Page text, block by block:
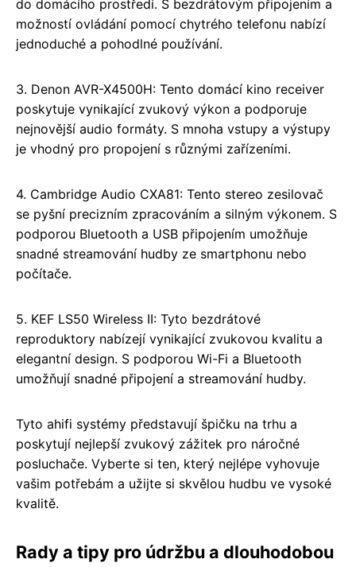
do domácího prostředí. S bezdrátovým připojením a
možností ovládání pomocí chytrého telefonu nabízí
jednoduché a pohodlné používání.
3. Denon AVR-X4500H: Tento domácí kino receiver
poskytuje vynikající zvukový výkon a podporuje
nejnovější audio formáty. S mnoha vstupy a výstupy
je vhodný pro propojení s různými zařízeními.
4. Cambridge Audio CXA81: Tento stereo zesilovač
se pyšní precizním zpracováním a silným výkonem. S
podporou Bluetooth a USB připojením umožňuje
snadné streamování hudby ze smartphonu nebo
počítače.
5. KEF LS50 Wireless II: Tyto bezdrátové
reproduktory nabízejí vynikající zvukovou kvalitu a
elegantní design. S podporou Wi-Fi a Bluetooth
umožňují snadné připojení a streamování hudby.
Tyto ahifi systémy představují špičku na trhu a
poskytují nejlepší zvukový zážitek pro náročné
posluchače. Vyberte si ten, který nejlépe vyhovuje
vašim potřebám a užijte si skvělou hudbu ve vysoké
kvalitě.
Rady a tipy pro údržbu a dlouhodobou